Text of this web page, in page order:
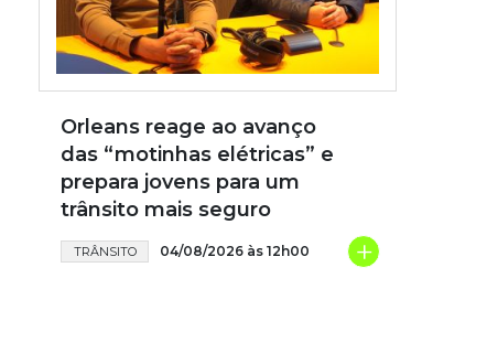
Orleans reage ao avanço
das “motinhas elétricas” e
prepara jovens para um
trânsito mais seguro
TRÂNSITO 04/08/2026 às 12h00 +